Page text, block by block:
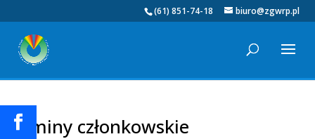
(61) 851-74-18 biuro@zgwrp.pl
Gminy członkowskie